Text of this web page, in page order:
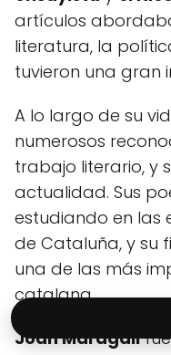
artículos
literatura, la
tuvieron una gran
A lo largo de su
numerosos
trabajo literario, y
actualidad. Sus
estudiando en las
de Cataluña, y su
una de las más
catalana.
Joan Maragall